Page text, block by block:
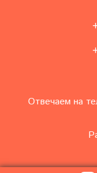
Отвечаем на